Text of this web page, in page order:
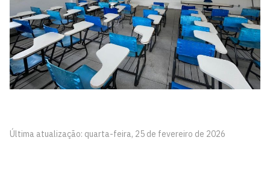
Última atualização: quarta-feira, 25 de fevereiro de 2026